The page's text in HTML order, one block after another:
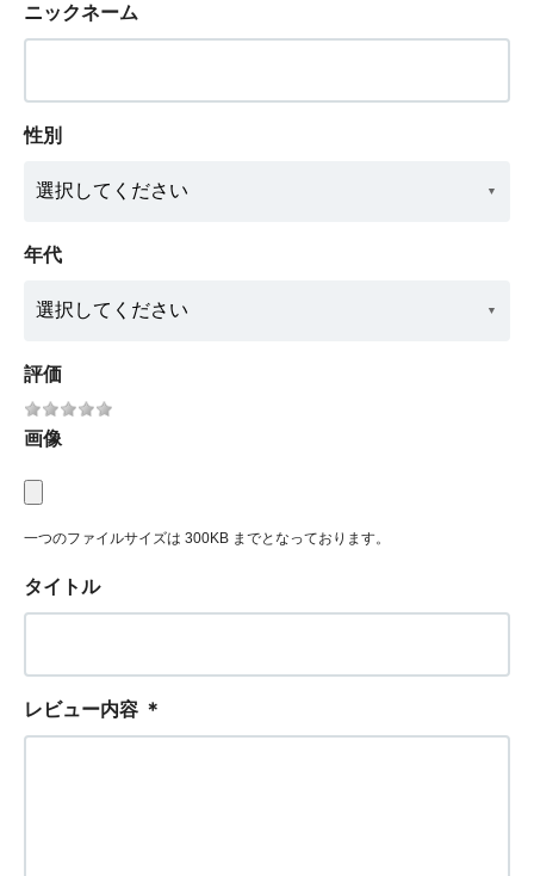
ニックネーム
性別
年代
評価
画像
一つのファイルサイズは 300KB までとなっております。
タイトル
レビュー内容 ＊